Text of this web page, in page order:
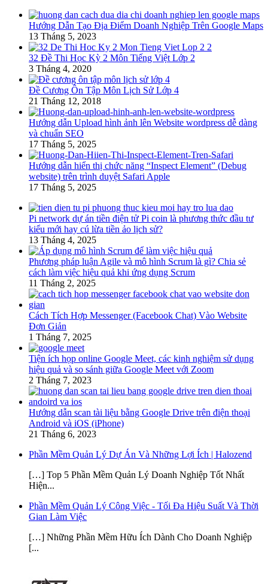
Hướng Dẫn Tạo Địa Điểm Doanh Nghiệp Trên Google Maps
13 Tháng 5, 2023
32 Đề Thi Học Kỳ 2 Môn Tiếng Việt Lớp 2
3 Tháng 4, 2020
Đề Cương Ôn Tập Môn Lịch Sử Lớp 4
21 Tháng 12, 2018
Hướng dẫn Upload hình ảnh lên Website wordpress dễ dàng
và chuẩn SEO
17 Tháng 5, 2025
Hướng dẫn hiển thị chức năng “Inspect Element” (Debug
website) trên trình duyệt Safari Apple
17 Tháng 5, 2025
Pi network dự án tiền điện tử Pi coin là phương thức đầu tư
kiểu mới hay cú lừa tiền ảo lịch sử?
13 Tháng 4, 2025
Phương pháp luận Agile và mô hình Scrum là gì? Chia sẻ
cách làm việc hiệu quả khi ứng dụng Scrum
11 Tháng 2, 2025
Cách Tích Hợp Messenger (Facebook Chat) Vào Website
Đơn Giản
1 Tháng 7, 2025
Tiện ích họp online Google Meet, các kinh nghiệm sử dụng
hiệu quả và so sánh giữa Google Meet với Zoom
2 Tháng 7, 2023
Hướng dẫn scan tài liệu bằng Google Drive trên điện thoại
Android và iOS (iPhone)
21 Tháng 6, 2023
Phần Mềm Quản Lý Dự Án Và Những Lợi Ích | Halozend
[…] Top 5 Phần Mềm Quản Lý Doanh Nghiệp Tốt Nhất
Hiện...
Phần Mềm Quản Lý Công Việc - Tối Đa Hiệu Suất Và Thời
Gian Làm Việc
[…] Những Phần Mềm Hữu Ích Dành Cho Doanh Nghiệp
[...